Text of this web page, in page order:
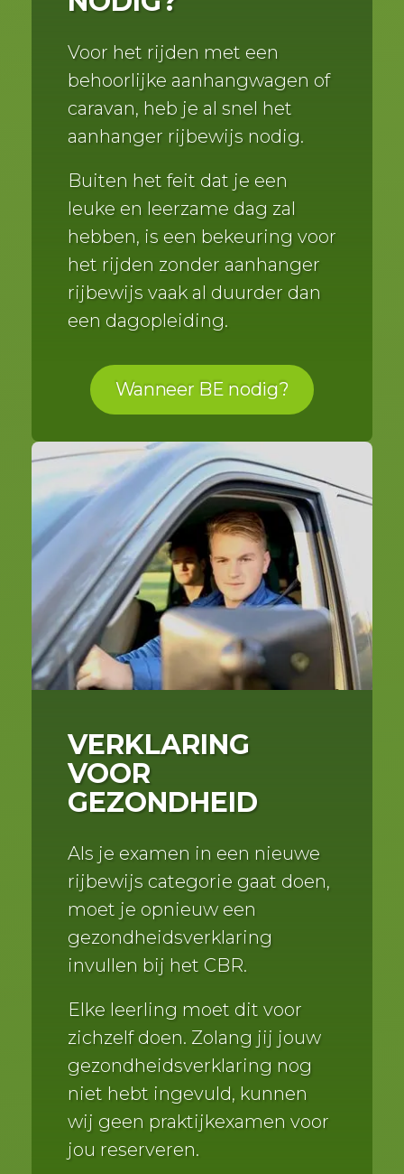
Voor het rijden met een
behoorlijke aanhangwagen of
caravan, heb je al snel het
aanhanger rijbewijs nodig.
Buiten het feit dat je een
leuke en leerzame dag zal
hebben, is een bekeuring voor
het rijden zonder aanhanger
rijbewijs vaak al duurder dan
een dagopleiding.
Wanneer BE nodig?
VERKLARING
VOOR
GEZONDHEID
Als je examen in een nieuwe
rijbewijs categorie gaat doen,
moet je opnieuw een
gezondheidsverklaring
invullen bij het CBR.
Elke leerling moet dit voor
zichzelf doen. Zolang jij jouw
gezondheidsverklaring nog
niet hebt ingevuld, kunnen
wij geen praktijkexamen voor
jou reserveren.